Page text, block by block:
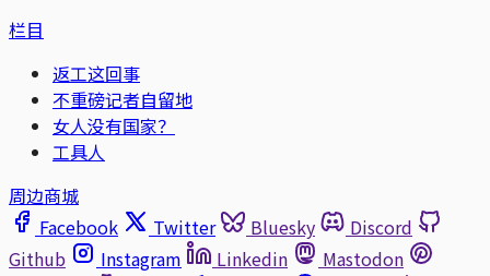
栏目
返工这回事
不重磅记者自留地
女人没有国家？
工具人
周边商城
Facebook
Twitter Bluesky
Discord
Github
Instagram Linkedin
Mastodon